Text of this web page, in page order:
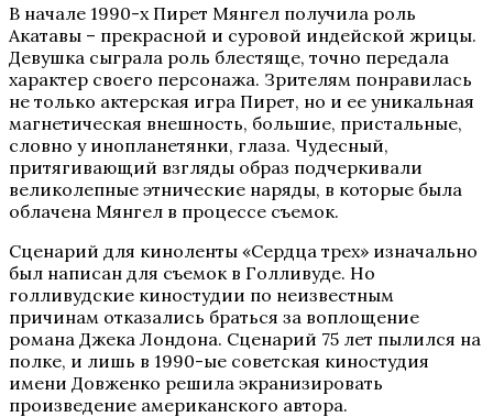
В начале 1990-х Пирет Мянгел получила роль
Акатавы – прекрасной и суровой индейской жрицы.
Девушка сыграла роль блестяще, точно передала
характер своего персонажа. Зрителям понравилась
не только актерская игра Пирет, но и ее уникальная
магнетическая внешность, большие, пристальные,
словно у инопланетянки, глаза. Чудесный,
притягивающий взгляды образ подчеркивали
великолепные этнические наряды, в которые была
облачена Мянгел в процессе съемок.
Сценарий для киноленты «Сердца трех» изначально
был написан для съемок в Голливуде. Но
голливудские киностудии по неизвестным
причинам отказались браться за воплощение
романа Джека Лондона. Сценарий 75 лет пылился на
полке, и лишь в 1990-ые советская киностудия
имени Довженко решила экранизировать
произведение американского автора.